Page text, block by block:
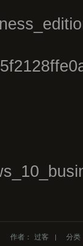
作者： 过客 分类